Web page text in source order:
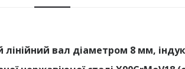
вал діаметром 8 мм,